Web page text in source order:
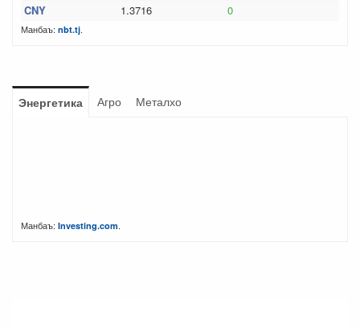
CNY
1.3716 0
Манбаъ: nbt.tj.
Энергетика Агро Металхо
Манбаъ: Investing.com.